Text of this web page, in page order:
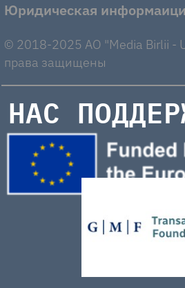
Юридическая
© 2018-2025 AO "Media Birlii -
права защищены
НАС